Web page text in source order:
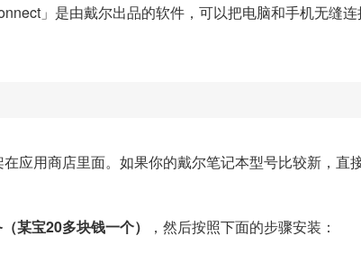
」是由戴尔出品的软件，可以把电脑和手机无缝
应用商店里面。如果你的戴尔笔记本型号比较新，直
某宝20多块钱一个）
，然后按照下面的步骤安装：